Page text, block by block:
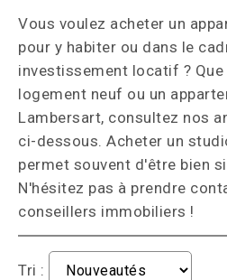
Vous voulez acheter un
pour y habiter ou dans le
investissement locatif ?
logement neuf ou un
Lambersart, consultez nos
ci-dessous. Acheter un
permet souvent d'être bien
N'hésitez pas à prendre
conseillers immobiliers !
Tri :